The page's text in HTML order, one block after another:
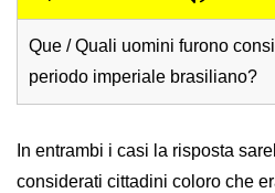
Que / Quali uomini furono
periodo imperiale brasiliano?
In entrambi i casi la risposta
considerati cittadini coloro che